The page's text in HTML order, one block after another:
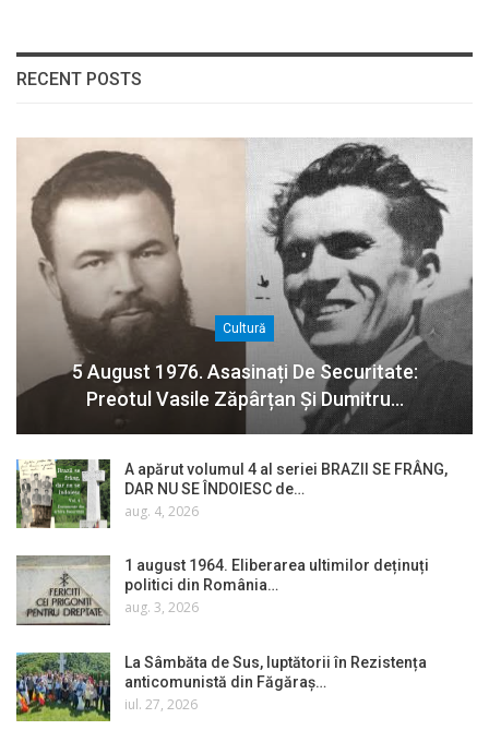
RECENT POSTS
Cultură
5 August 1976. Asasinați De Securitate:
Preotul Vasile Zăpârțan Și Dumitru…
A apărut volumul 4 al seriei BRAZII SE FRÂNG,
DAR NU SE ÎNDOIESC de…
aug. 4, 2026
1 august 1964. Eliberarea ultimilor deținuți
politici din România…
aug. 3, 2026
La Sâmbăta de Sus, luptătorii în Rezistența
anticomunistă din Făgăraș…
iul. 27, 2026